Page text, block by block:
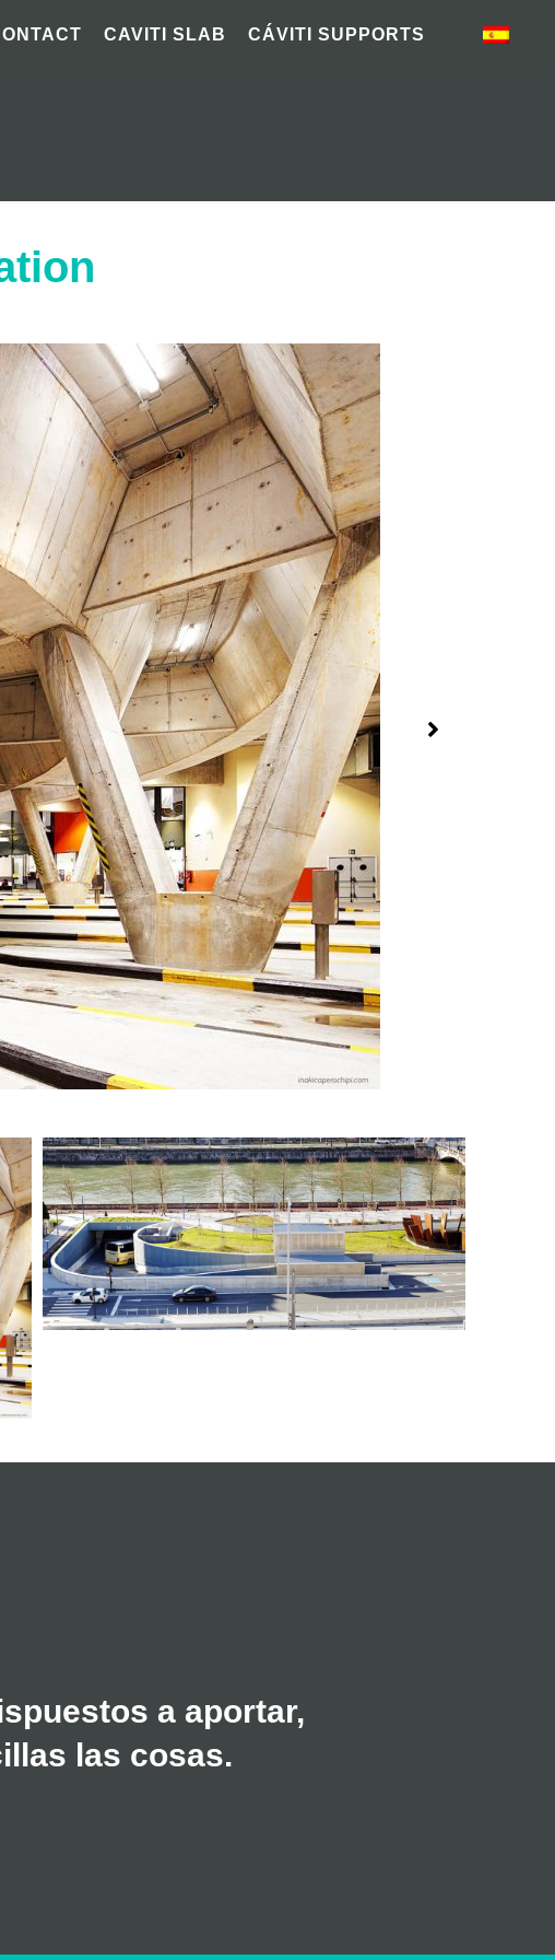
CAVITI SLAB CÁVITI SUPPORTS
a aportar,
las cosas.